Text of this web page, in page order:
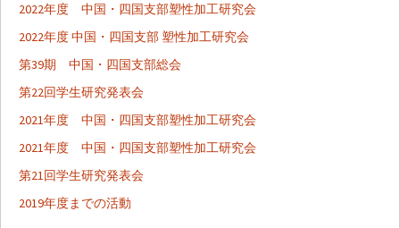
2022年度 中国・四国支部塑性加工研究会
2022年度 中国・四国支部 塑性加工研究会
第39期 中国・四国支部総会
第22回学生研究発表会
2021年度 中国・四国支部塑性加工研究会
2021年度 中国・四国支部塑性加工研究会
第21回学生研究発表会
2019年度までの活動